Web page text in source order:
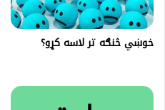
خوښي څنګه تر لاسه کړو؟